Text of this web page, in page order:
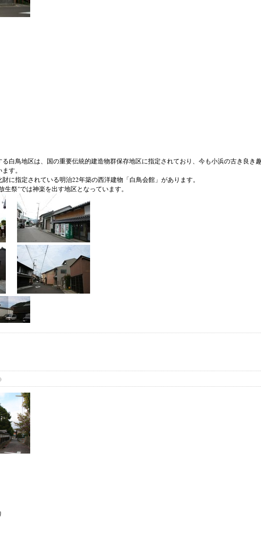
白鳥地区は、国の重要伝統的建造物群保存地区に指定されており、今も小浜の古き良き
す。
に指定されている明治22年築の西洋建物「白鳥会館」があります。
生祭"では神楽を出す地区となっています。
)